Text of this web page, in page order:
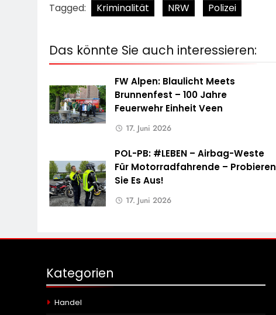
Tagged: Kriminalität NRW Polizei
Das könnte Sie auch interessieren:
FW Alpen: Blaulicht Meets
Brunnenfest – 100 Jahre
Feuerwehr Einheit Veen
17. Juni 2026
POL-PB: #LEBEN – Airbag-Weste
Für Motorradfahrende – Probieren
Sie Es Aus!
17. Juni 2026
Kategorien
Handel